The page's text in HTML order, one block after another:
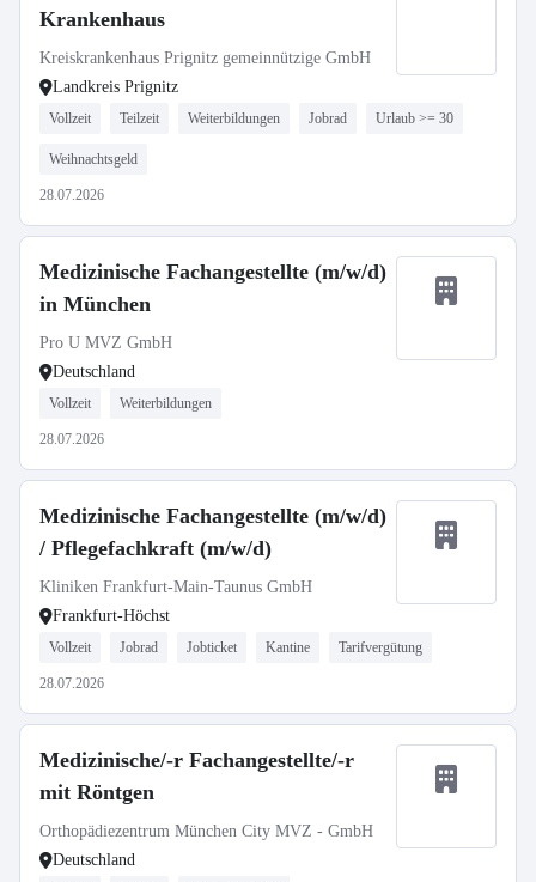
Krankenhaus
Kreiskrankenhaus Prignitz gemeinnützige GmbH
Landkreis Prignitz
Vollzeit Teilzeit Weiterbildungen Jobrad Urlaub >= 30
Weihnachtsgeld
28.07.2026
Medizinische Fachangestellte (m/w/d)
in München
Pro U MVZ GmbH
Deutschland
Vollzeit Weiterbildungen
28.07.2026
Medizinische Fachangestellte (m/w/d)
/ Pflegefachkraft (m/w/d)
Kliniken Frankfurt-Main-Taunus GmbH
Frankfurt-Höchst
Vollzeit Jobrad Jobticket Kantine Tarifvergütung
28.07.2026
Medizinische/-r Fachangestellte/-r
mit Röntgen
Orthopädiezentrum München City MVZ - GmbH
Deutschland